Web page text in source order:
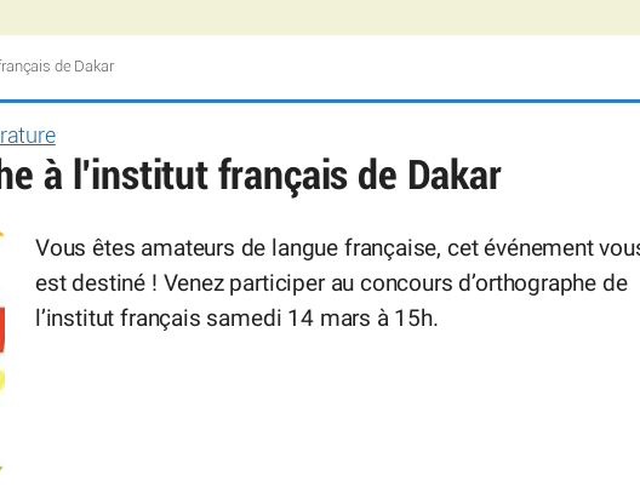
de Dakar
à l’institut français de Dakar
Vous êtes amateurs de langue française, cet événement
est destiné ! Venez participer au concours d’orthographe de
l’institut français samedi 14 mars à 15h.